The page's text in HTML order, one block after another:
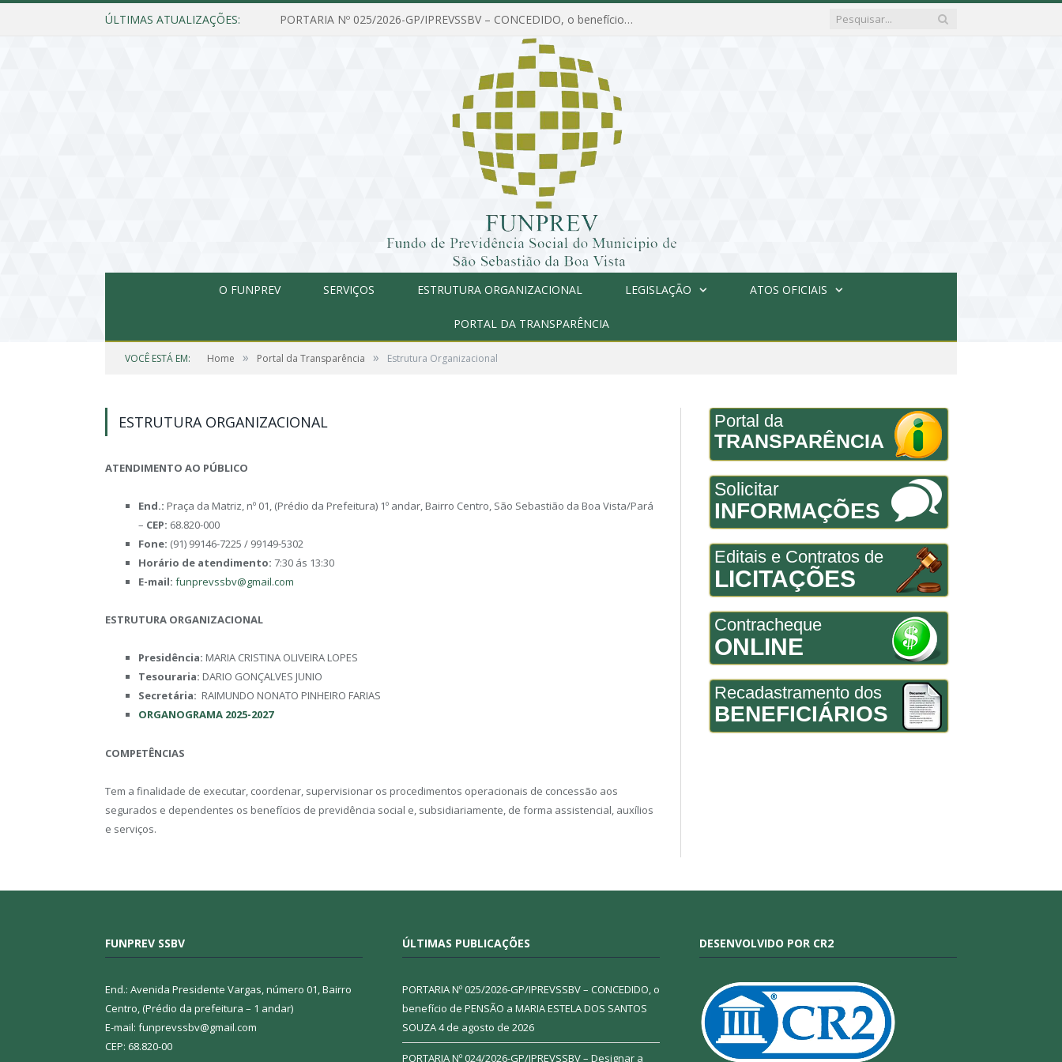
ÚLTIMAS ATUALIZAÇÕES: PORTARIA Nº 025/2026-GP/IPREVSSBV – CONCEDIDO, o benefício de PENSÃO a MARIA ESTELA DOS SANTOS SOUZA
O FUNPREV SERVIÇOS ESTRUTURA ORGANIZACIONAL LEGISLAÇÃO ATOS OFICIAIS
PORTAL DA TRANSPARÊNCIA
VOCÊ ESTÁ EM: Home » Portal da Transparência » Estrutura Organizacional
ESTRUTURA ORGANIZACIONAL
ATENDIMENTO AO PÚBLICO
End.: Praça da Matriz, nº 01, (Prédio da Prefeitura) 1º andar, Bairro Centro, São Sebastião da Boa Vista/Pará
– CEP: 68.820-000
Fone: (91) 99146-7225 / 99149-5302
Horário de atendimento: 7:30 ás 13:30
E-mail: funprevssbv@gmail.com
ESTRUTURA ORGANIZACIONAL
Presidência: MARIA CRISTINA OLIVEIRA LOPES
Tesouraria: DARIO GONÇALVES JUNIO
Secretária: RAIMUNDO NONATO PINHEIRO FARIAS
ORGANOGRAMA 2025-2027
COMPETÊNCIAS
Tem a finalidade de executar, coordenar, supervisionar os procedimentos operacionais de concessão aos
segurados e dependentes os benefícios de previdência social e, subsidiariamente, de forma assistencial, auxílios
e serviços.
Portal da
TRANSPARÊNCIA
Solicitar
INFORMAÇÕES
Editais e Contratos de
LICITAÇÕES
Contracheque
ONLINE
Recadastramento dos
BENEFICIÁRIOS
FUNPREV SSBV
End.: Avenida Presidente Vargas, número 01, Bairro
Centro, (Prédio da prefeitura – 1 andar)
E-mail: funprevssbv@gmail.com
CEP: 68.820-00
ÚLTIMAS PUBLICAÇÕES
PORTARIA Nº 025/2026-GP/IPREVSSBV – CONCEDIDO, o
benefício de PENSÃO a MARIA ESTELA DOS SANTOS
SOUZA4 de agosto de 2026
PORTARIA Nº 024/2026-GP/IPREVSSBV – Designar a
DESENVOLVIDO POR CR2